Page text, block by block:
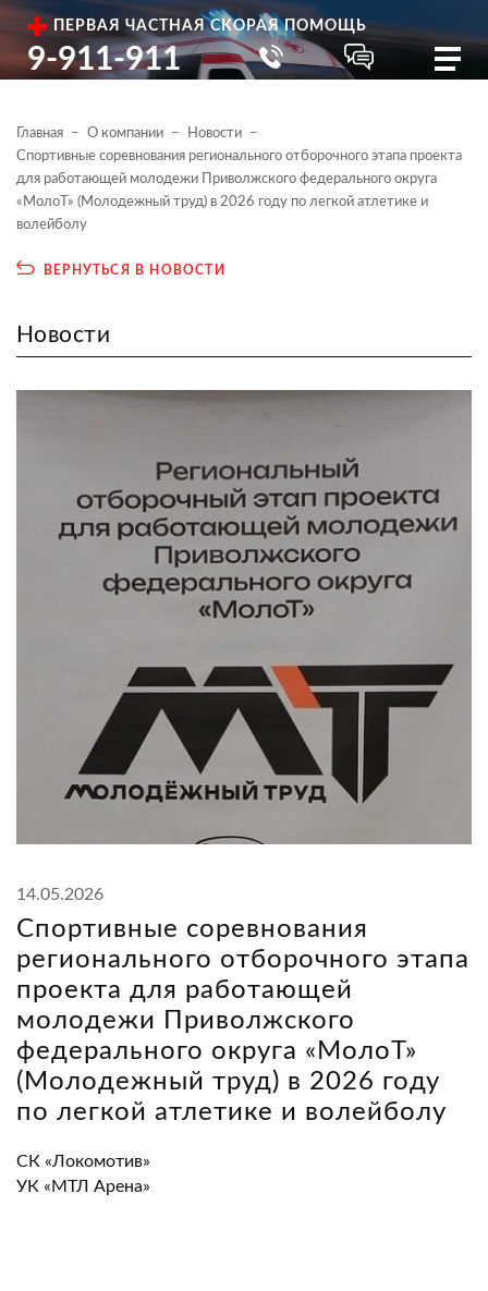
9-911-911
ПЕРВАЯ ЧАСТНАЯ СКОРАЯ ПОМОЩЬ
Главная О компании
Новости
Спортивные соревнования регионального отборочного этапа проекта
для работающей молодежи Приволжского федерального округа
«МолоТ» (Молодежный труд) в 2026 году по легкой атлетике и
волейболу
Новости
ВЕРНУТЬСЯ В НОВОСТИ
14.05.2026
Спортивные соревнования
регионального отборочного этапа
проекта для работающей
молодежи Приволжского
федерального округа «МолоТ»
(Молодежный труд) в 2026 году
по легкой атлетике и волейболу
СК «Локомотив»
УК «МТЛ Арена»